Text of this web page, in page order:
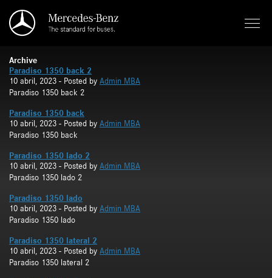
Archive
Paradiso 1350 back 2
10 abril, 2023 - Posted by Admin MBA
Paradiso 1350 back 2
Paradiso 1350 back
10 abril, 2023 - Posted by Admin MBA
Paradiso 1350 back
Paradiso 1350 lado 2
10 abril, 2023 - Posted by Admin MBA
Paradiso 1350 lado 2
Paradiso 1350 lado
10 abril, 2023 - Posted by Admin MBA
Paradiso 1350 lado
Paradiso 1350 lateral 2
10 abril, 2023 - Posted by Admin MBA
Paradiso 1350 lateral 2